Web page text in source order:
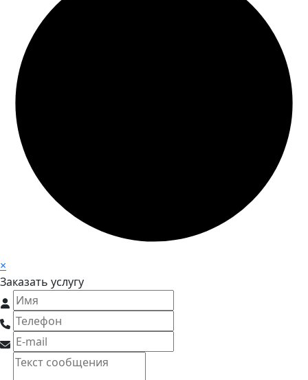
×
Заказать услугу